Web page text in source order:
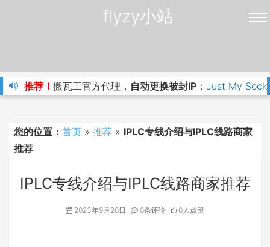
flyzy小站
推荐！ 搬瓦工官方代理， 自动更换被封IP ： Just My
您的位置： 首页 » 推荐 » IPLC专线介绍与IPLC线路商家
推荐
IPLC专线介绍与IPLC线路商家推荐
2023年9月20日 0条评论 0人点赞